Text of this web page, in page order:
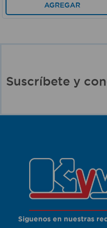
AGREGAR
Suscríbete y
Siguenos en nuestras